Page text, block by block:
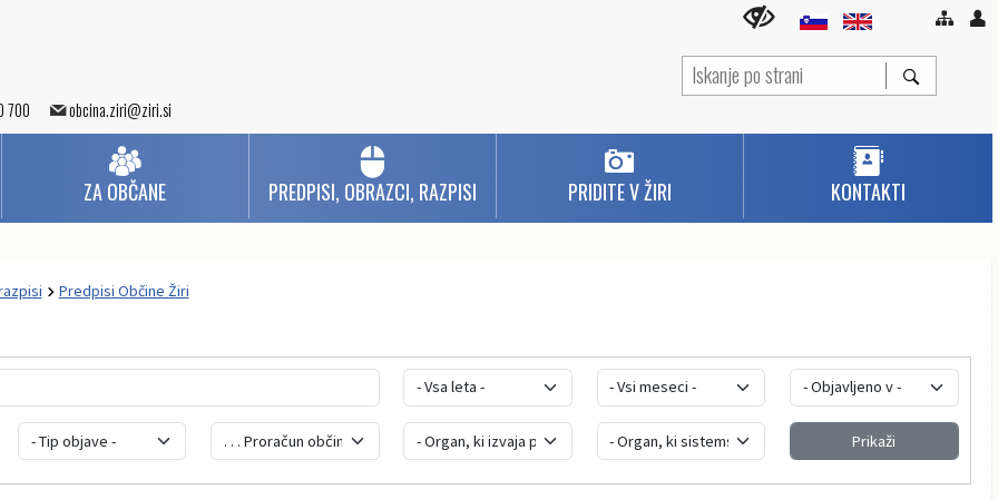
700 obcina.ziri@ziri.si
ZA OBČANE PREDPISI, OBRAZCI, RAZPISI PRIDITE V ŽIRI KONTAKTI
Predpisi Občine Žiri
Prikaži